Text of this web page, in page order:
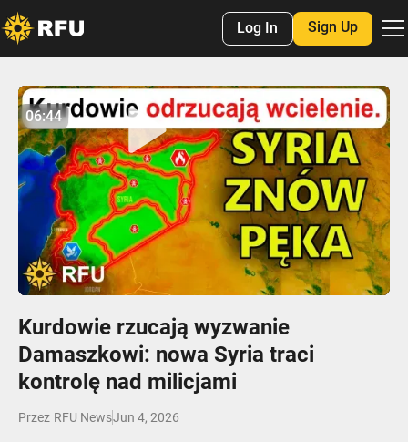
Log In Sign Up
Play Mute Settings
Enter
No items found.
06:44
Kurdowie rzucają wyzwanie
Damaszkowi: nowa Syria traci
kontrolę nad milicjami
Przez RFU NewsJun 4, 2026